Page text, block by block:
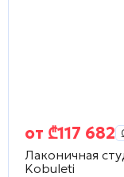
от ₾117 682
Лаконичная
Kobuleti